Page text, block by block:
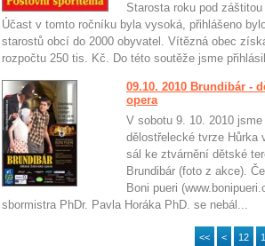
Starosta roku pod
Účast v tomto ročníku byla vysoká, přihlášeno
starostů obcí do 2000 obyvatel. Vítězná obec
rozpočtu 250 tis. Kč. Do této soutěže jsme
09.10. 2010 Brundibár -
opera
V sobotu 9. 10. 2010
dělostřelecké tvrze Hůrka
sál ke ztvárnění dětské
Brundibár (foto z akce).
Boni pueri
sbormistra PhDr. Pavla Horáka PhD. se nebál...
<< < 12